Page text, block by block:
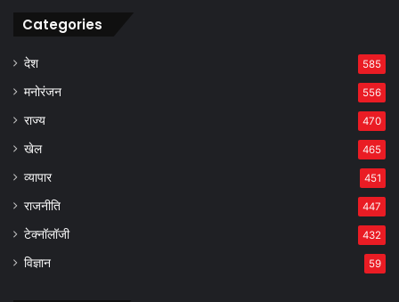
Categories
देश 585
मनोरंजन 556
राज्य 470
खेल 465
व्यापार 451
राजनीति 447
टेक्नॉलॉजी 432
विज्ञान 59